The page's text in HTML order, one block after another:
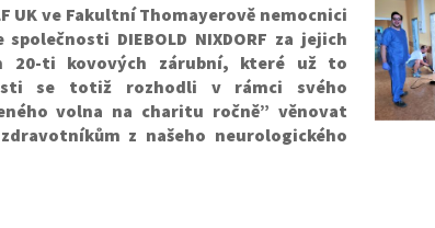
UK ve Fakultní Thomayerově nemocnici
DIEBOLD NIXDORF za jejich
20-ti kovových zárubní, které už to
se totiž rozhodli v rámci svého
volna na charitu ročně” věnovat
z našeho neurologického